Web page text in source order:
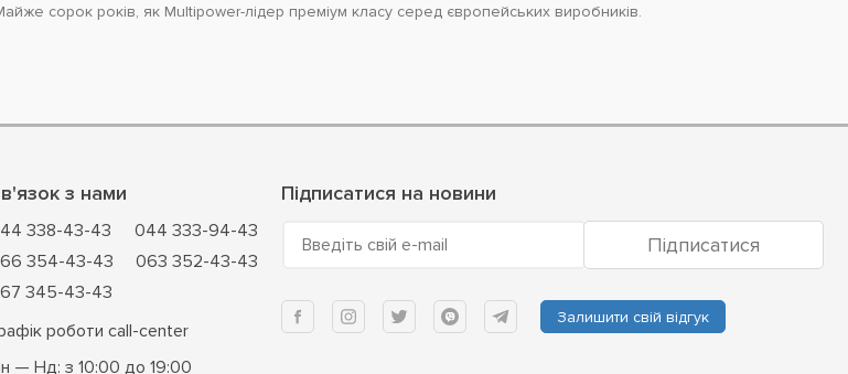
сорок років, як Multipower-лідер преміум класу серед європейських виробників.
з нами
338-43-43
044 333-94-43
354-43-43
063 352-43-43
345-43-43
роботи call-center
— Нд: з 10:00 до 19:00
Підписатися на новини
Введіть свій e-mail Підписатися
Залишити свій відгук